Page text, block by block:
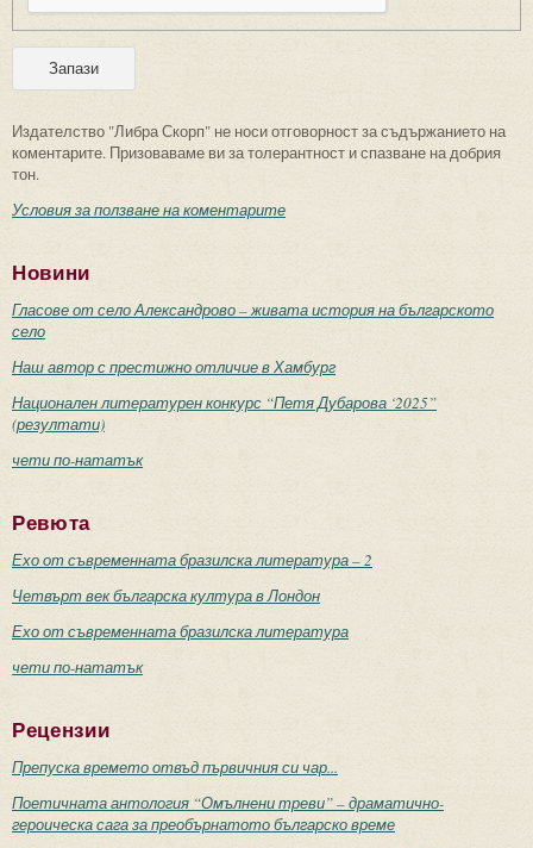
Издателство "Либра Скорп" не носи отговорност за съдържанието на
коментарите. Призоваваме ви за толерантност и спазване на добрия
тон.
Условия за ползване на коментарите
Новини
Гласове от село Александрово – живата история на българското
село
Наш автор с престижно отличие в Хамбург
Национален литературен конкурс “Петя Дубарова ‘2025”
(резултати)
чети по-нататък
Ревюта
Ехо от съвременната бразилска литература – 2
Четвърт век българска култура в Лондон
Ехо от съвременната бразилска литература
чети по-нататък
Рецензии
Препуска времето отвъд първичния си чар...
Поетичната антология “Омълнени треви” – драматично-
героическа сага за преобърнатото българско време